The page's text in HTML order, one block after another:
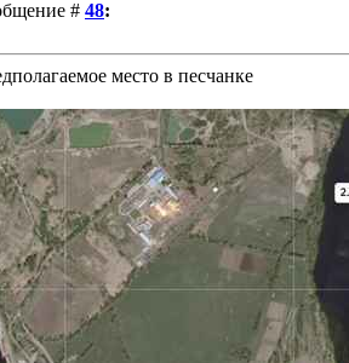
# 48:
место в песчанке